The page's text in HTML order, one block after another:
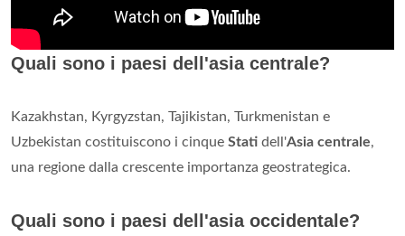
Quali sono i paesi dell'asia centrale?
Kazakhstan, Kyrgyzstan, Tajikistan, Turkmenistan e
Uzbekistan costituiscono i cinque Stati dell'Asia centrale,
una regione dalla crescente importanza geostrategica.
Quali sono i paesi dell'asia occidentale?